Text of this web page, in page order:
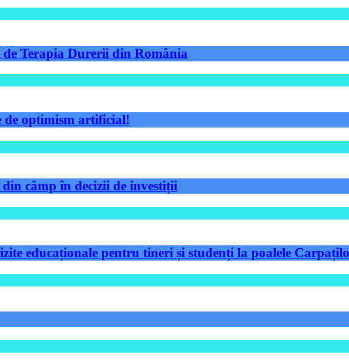
Terapia Durerii din România
de optimism artificial!
câmp în decizii de investiții
educaționale pentru tineri și studenți la poalele